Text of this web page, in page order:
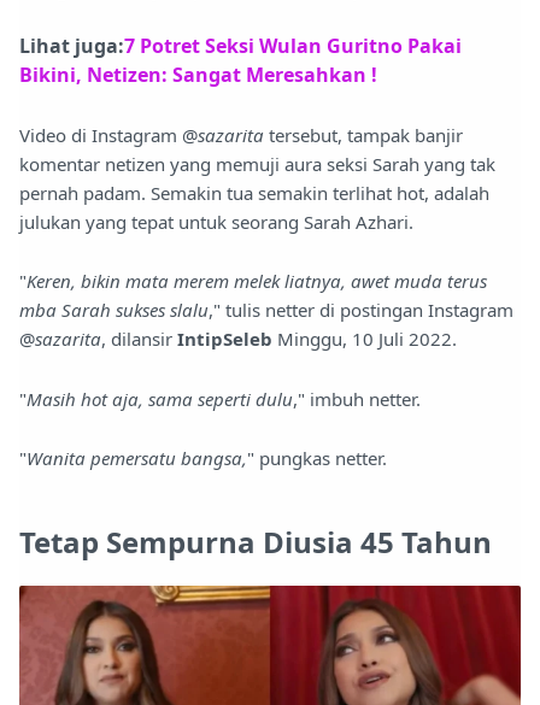
Lihat juga:7 Potret Seksi Wulan Guritno Pakai
Bikini, Netizen: Sangat Meresahkan !
Video di Instagram @sazarita tersebut, tampak banjir
komentar netizen yang memuji aura seksi Sarah yang tak
pernah padam. Semakin tua semakin terlihat hot, adalah
julukan yang tepat untuk seorang Sarah Azhari.
"Keren, bikin mata merem melek liatnya, awet muda terus
mba Sarah sukses slalu," tulis netter di postingan Instagram
@sazarita, dilansir IntipSeleb Minggu, 10 Juli 2022.
"Masih hot aja, sama seperti dulu," imbuh netter.
"Wanita pemersatu bangsa," pungkas netter.
Tetap Sempurna Diusia 45 Tahun